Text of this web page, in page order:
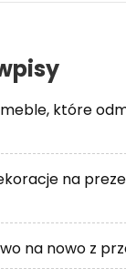
które
na
na nowo z